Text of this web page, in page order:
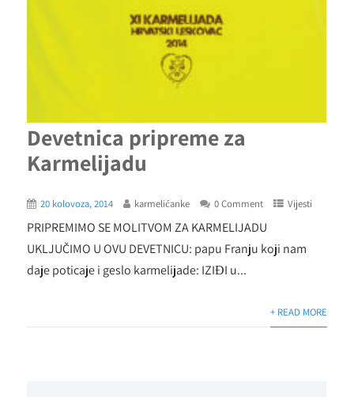
Devetnica pripreme za
Karmelijadu
20 kolovoza, 2014 karmelićanke 0 Comment Vijesti
PRIPREMIMO SE MOLITVOM ZA KARMELIJADU
UKLJUČIMO U OVU DEVETNICU: papu Franju koji nam
daje poticaje i geslo karmelijade: IZIĐI u...
+ READ MORE